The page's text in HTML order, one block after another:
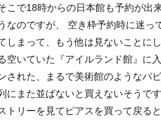
こで18時からの日本館も予約が出
なのですが、 空き枠予約時に迷
しまって、もう他は見ないことに
空いていた『アイルランド館』に
された、まるで美術館のようなパ
にまた並ばないと買えないそうで
トリーを見てピアスを買って戻る